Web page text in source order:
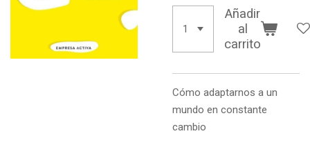
Añadir
al
carrito
Cómo adaptarnos a un
mundo en constante
cambio